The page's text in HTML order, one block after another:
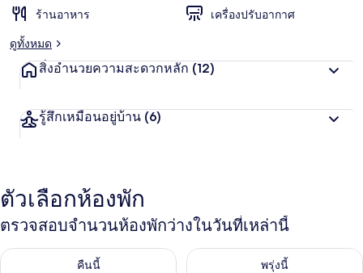
ร้านอาหาร
เครื่องปรับอากาศ
ดูทั้งหมด
สิ่งอำนวยความสะดวกหลัก (12)
รู้สึกเหมือนอยู่บ้าน (6)
ตัวเลือกห้องพัก
ตรวจสอบจำนวนห้องพักว่างในวันที่เหล่านี้
คืนนี้
ตรวจสอบจำนวนห้องพักว่างในคืนนี้ ส.ค. 8 - ส.ค. 9พรุ่งนี้
ตรวจสอบจำนวนห้องพักว่างใน